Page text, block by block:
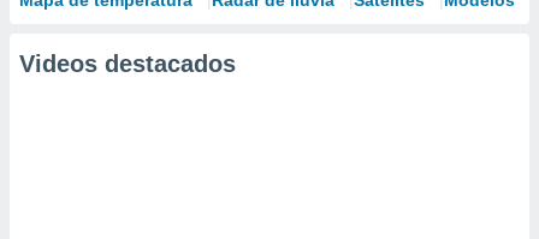
Videos destacados